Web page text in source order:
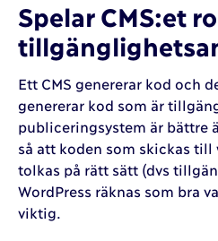
Spelar CMS:et
Ett CMS genererar kod och
genererar kod som är
publiceringsystem är bättre
så att koden som skickas till
tolkas på rätt sätt (dvs
WordPress räknas som bra
viktig.